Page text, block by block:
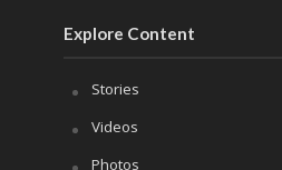
Explore Content
Stories
Videos
Photos